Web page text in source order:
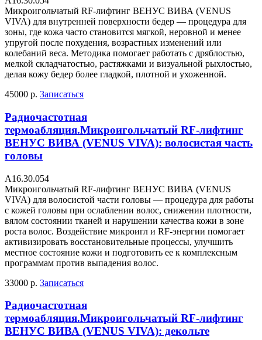
Микроигольчатый RF-лифтинг ВЕНУС ВИВА (VENUS
VIVA) для внутренней поверхности бедер — процедура для
зоны, где кожа часто становится мягкой, неровной и менее
упругой после похудения, возрастных изменений или
колебаний веса. Методика помогает работать с дряблостью,
мелкой складчатостью, растяжками и визуальной рыхлостью,
делая кожу бедер более гладкой, плотной и ухоженной.
45000 р. Записаться
Радиочастотная
термоабляция.Микроигольчатый RF-лифтинг
ВЕНУС ВИВА (VENUS VIVA): волосистая часть
головы
А16.30.054
Микроигольчатый RF-лифтинг ВЕНУС ВИВА (VENUS
VIVA) для волосистой части головы — процедура для работы
с кожей головы при ослаблении волос, снижении плотности,
вялом состоянии тканей и нарушении качества кожи в зоне
роста волос. Воздействие микроигл и RF-энергии помогает
активизировать восстановительные процессы, улучшить
местное состояние кожи и подготовить ее к комплексным
программам против выпадения волос.
33000 р. Записаться
Радиочастотная
термоабляция.Микроигольчатый RF-лифтинг
ВЕНУС ВИВА (VENUS VIVA): декольте